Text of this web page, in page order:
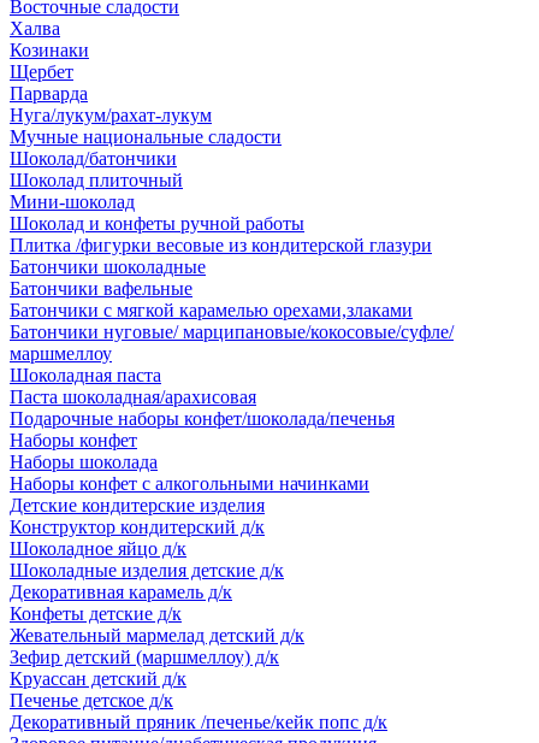
Восточные сладости
Халва
Козинаки
Щербет
Парварда
Нуга/лукум/рахат-лукум
Мучные национальные сладости
Шоколад/батончики
Шоколад плиточный
Мини-шоколад
Шоколад и конфеты ручной работы
Плитка /фигурки весовые из кондитерской глазури
Батончики шоколадные
Батончики вафельные
Батончики с мягкой карамелью орехами,злаками
Батончики нуговые/ марципановые/кокосовые/суфле/
маршмеллоу
Шоколадная паста
Паста шоколадная/арахисовая
Подарочные наборы конфет/шоколада/печенья
Наборы конфет
Наборы шоколада
Наборы конфет с алкогольными начинками
Детские кондитерские изделия
Конструктор кондитерский д/к
Шоколадное яйцо д/к
Шоколадные изделия детские д/к
Декоративная карамель д/к
Конфеты детские д/к
Жевательный мармелад детский д/к
Зефир детский (маршмеллоу) д/к
Круассан детский д/к
Печенье детское д/к
Декоративный пряник /печенье/кейк попс д/к